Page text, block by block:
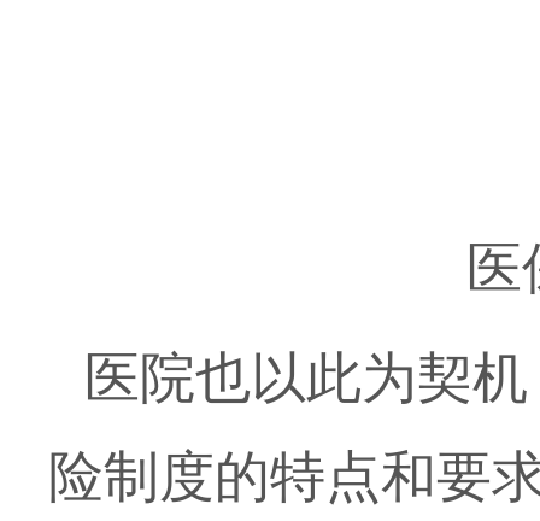
医院也以此为契
险制度的特点和要